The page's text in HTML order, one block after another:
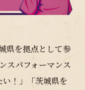
県を拠点として参
スパフォーマンス
！」「茨城県を